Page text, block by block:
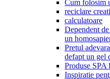
Cum folosim
reciclare
calculatoare
Dependent
un
Pretul
defapt un gel
Produse SPA
Inspiratie